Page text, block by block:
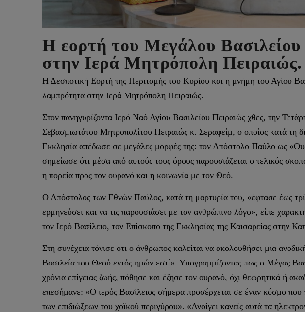
Η εορτή του Μεγάλου
στην Ιερά Μητρόπολη Πειραιώς.
Η Δεσποτική Εορτή της Περιτομής του Κυρίου και η μνήμη του Αγίου
λαμπρότητα στην Ιερά Μητρόπολη Πειραιώς.
Στον πανηγυρίζοντα Ιερό Ναό Αγίου Βασιλείου Πειραιώς χθες, την
Σεβασμιωτάτου Μητροπολίτου Πειραιώς κ. Σεραφείμ, ο οποίος κατά τη
Εκκλησία απέδωσε σε μεγάλες μορφές της: τον Απόστολο Παύλο ως
σημείωσε ότι μέσα από αυτούς τους όρους παρουσιάζεται ο τελικός
η πορεία προς τον ουρανό και η κοινωνία με τον Θεό.
Ο Απόστολος των Εθνών Παύλος, κατά τη μαρτυρία του, «έφτασε έως
ερμηνεύσει και να τις παρουσιάσει με τον ανθρώπινο λόγο», είπε
τον Ιερό Βασίλειο, τον Επίσκοπο της Εκκλησίας της Καισαρείας στην
Στη συνέχεια τόνισε ότι ο άνθρωπος καλείται να ακολουθήσει μια
Βασιλεία του Θεού εντός ημών εστί». Υπογραμμίζοντας πως ο Μέγας
χρόνια επίγειας ζωής, πόθησε και έζησε τον ουρανό, όχι θεωρητικά ή
επεσήμανε: «Ο ιερός Βασίλειος σήμερα προσέρχεται σε έναν κόσμο
των επιδιώξεων του χοϊκού περιγύρου». «Ανοίγει κανείς αυτά τα